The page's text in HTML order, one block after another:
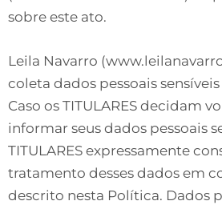
sobre este ato.
Leila Navarro
coleta dados pessoais
Caso os TITULARES decidam
informar seus dados pessoais
TITULARES expressamente
tratamento desses dados em
descrito nesta Política. Dados